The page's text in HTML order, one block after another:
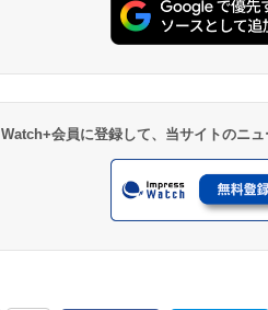
Watch+会員に登録して、当サイトのニ